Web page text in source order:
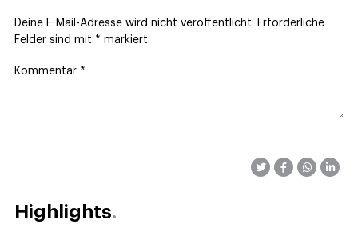
Deine E-Mail-Adresse wird nicht veröffentlicht. Erforderliche
Felder sind mit * markiert
Kommentar *
Highlights